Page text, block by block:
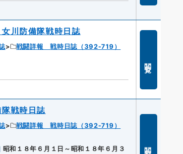
川防備隊戦時日誌
戦闘詳報 戦時日誌（392-719）
戦時日誌
戦闘詳報 戦時日誌（392-719）
昭和１８年６月１日～昭和１８年６月３